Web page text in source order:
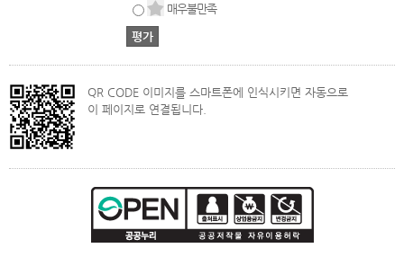
매우불만족
QR CODE 이미지를 스마트폰에 인식시키면 자동으로
이 페이지로 연결됩니다.